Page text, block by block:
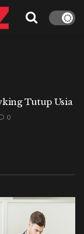
Tutup Usia
0